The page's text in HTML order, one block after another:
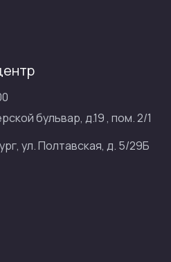
бульвар, д.19 , пом. 2/1
ул. Полтавская, д. 5/29Б